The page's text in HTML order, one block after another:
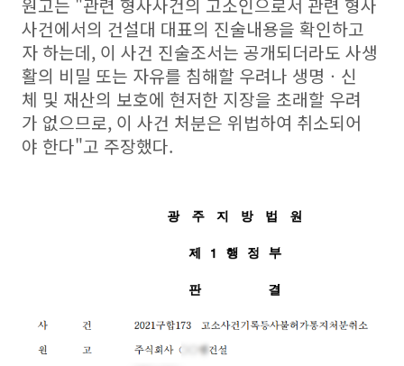
원고는 "관련 형사사건의 고소인으로서 관련 형사
사건에서의 건설대 대표의 진술내용을 확인하고
자 하는데, 이 사건 진술조서는 공개되더라도 사생
활의 비밀 또는 자유를 침해할 우려나 생명ㆍ신
체 및 재산의 보호에 현저한 지장을 초래할 우려
가 없으므로, 이 사건 처분은 위법하여 취소되어
야 한다"고 주장했다.